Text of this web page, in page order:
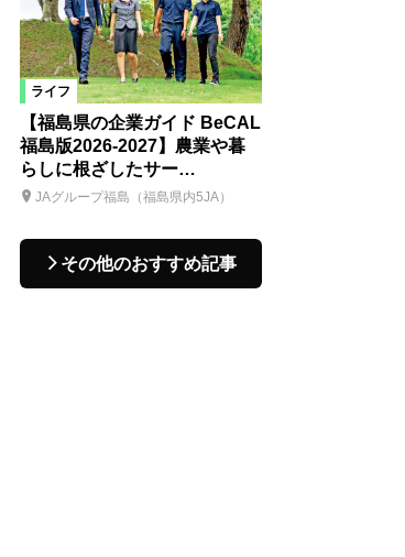
ライフ
【福島県の企業ガイド BeCAL
福島版2026-2027】農業や暮
らしに根ざしたサー…
JAグループ福島（福島県内5JA）
その他のおすすめ記事